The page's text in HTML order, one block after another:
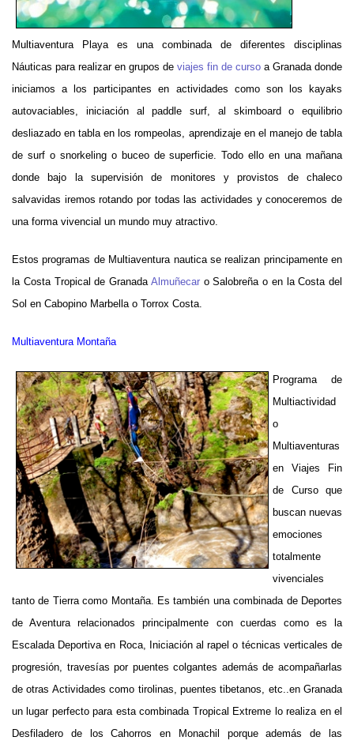
Multiaventura Playa es una combinada de diferentes disciplinas
Náuticas para realizar en grupos de viajes fin de curso a Granada donde
iniciamos a los participantes en actividades como son los kayaks
autovaciables, iniciación al paddle surf, al skimboard o equilibrio
desliazado en tabla en los rompeolas, aprendizaje en el manejo de tabla
de surf o snorkeling o buceo de superficie. Todo ello en una mañana
donde bajo la supervisión de monitores y provistos de chaleco
salvavidas iremos rotando por todas las actividades y conoceremos de
una forma vivencial un mundo muy atractivo.
Estos programas de Multiaventura nautica se realizan principamente en
la Costa Tropical de Granada Almuñecaro Salobreña o en la Costa del
Sol en Cabopino Marbella o Torrox Costa.
Multiaventura Montaña
Programa de
Multiactividad
o
Multiaventuras
en Viajes Fin
de Curso que
buscan nuevas
emociones
totalmente
vivenciales
tanto de Tierra como Montaña. Es también una combinada de Deportes
de Aventura relacionados principalmente con cuerdas como es la
Escalada Deportiva en Roca, Iniciación al rapel o técnicas verticales de
progresión, travesías por puentes colgantes además de acompañarlas
de otras Actividades como tirolinas, puentes tibetanos, etc..en Granada
un lugar perfecto para esta combinada Tropical Extreme lo realiza en el
Desfiladero de los Cahorros en Monachil porque además de las